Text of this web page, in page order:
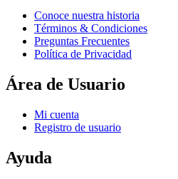
Conoce nuestra historia
Términos & Condiciones
Preguntas Frecuentes
Política de Privacidad
Área de Usuario
Mi cuenta
Registro de usuario
Ayuda